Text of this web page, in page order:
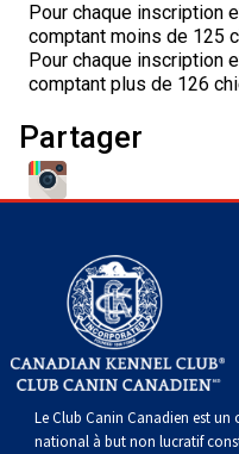
Pour chaque inscription
comptant moins de
Pour chaque inscription
comptant plus de
Partager
Le Club Canin Canadien est un
national à but non lucratif